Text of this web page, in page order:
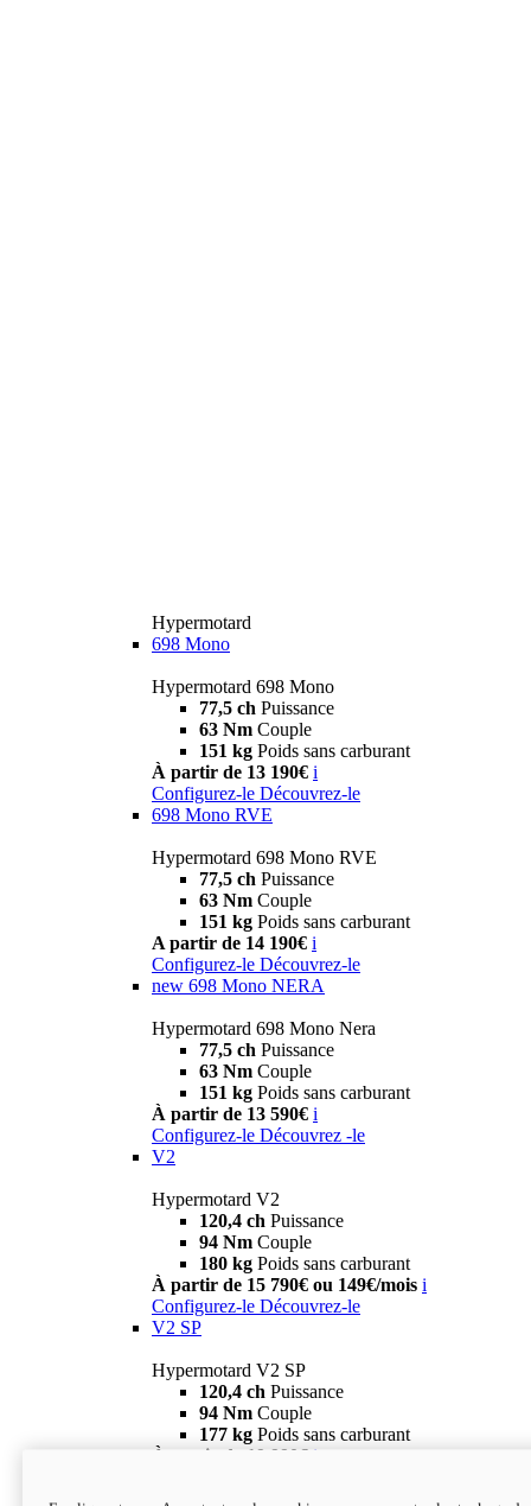
Hypermotard
698 Mono
Hypermotard 698 Mono
77,5 ch Puissance
63 Nm Couple
151 kg Poids sans carburant
À partir de 13 190€ i
Configurez-le Découvrez-le
698 Mono RVE
Hypermotard 698 Mono RVE
77,5 ch Puissance
63 Nm Couple
151 kg Poids sans carburant
A partir de 14 190€ i
Configurez-le Découvrez-le
new 698 Mono NERA
Hypermotard 698 Mono Nera
77,5 ch Puissance
63 Nm Couple
151 kg Poids sans carburant
À partir de 13 590€ i
Configurez-le Découvrez -le
V2
Hypermotard V2
120,4 ch Puissance
94 Nm Couple
180 kg Poids sans carburant
À partir de 15 790€ ou 149€/mois i
Configurez-le Découvrez-le
V2 SP
Hypermotard V2 SP
120,4 ch Puissance
94 Nm Couple
177 kg Poids sans carburant
À partir de 19 990€ i
new
V2 SP 100